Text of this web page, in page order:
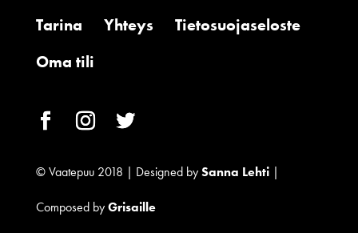
Tarina
Yhteys
Tietosuojaseloste
Oma tili
© Vaatepuu 2018 | Designed bySanna Lehti|
Composed byGrisaille